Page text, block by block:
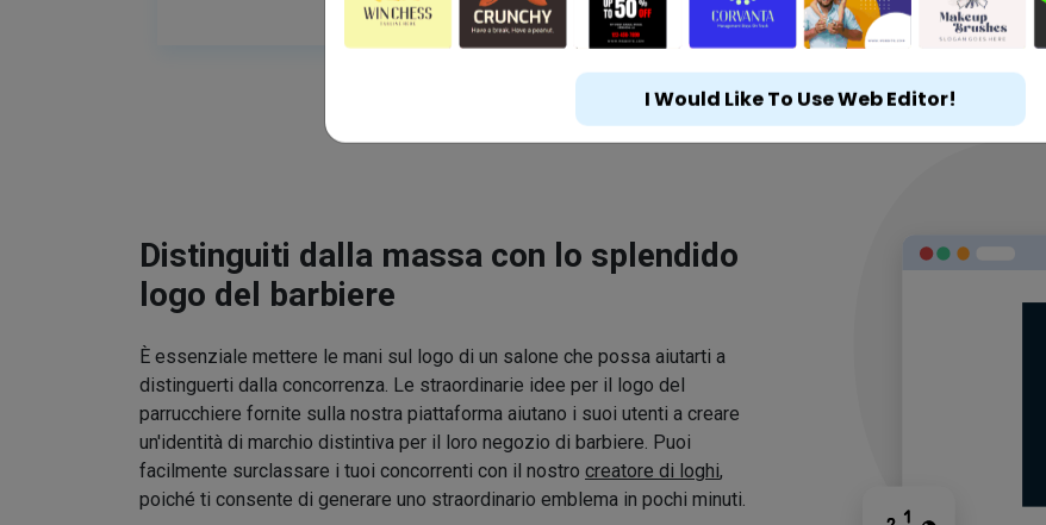
Distinguiti dalla massa con lo splendido
logo del barbiere
È essenziale mettere le mani sul logo di un salone che possa aiutarti a
distinguerti dalla concorrenza. Le straordinarie idee per il logo del
parrucchiere fornite sulla nostra piattaforma aiutano i suoi utenti a creare
un'identità di marchio distintiva per il loro negozio di barbiere. Puoi
facilmente surclassare i tuoi concorrenti con il nostro creatore di loghi,
poiché ti consente di generare uno straordinario emblema in pochi minuti.
I Would Like To Use Web Editor!